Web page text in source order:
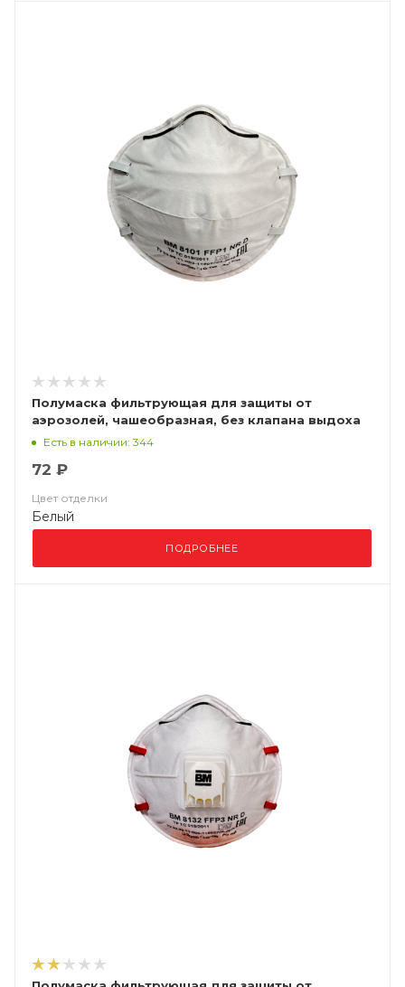
Полумаска фильтрующая для защиты от
аэрозолей, чашеобразная, без клапана выдоха
ВМ 8101 FFP1 NR D
Есть в наличии: 344
72 ₽
Цвет отделки
Белый
ПОДРОБНЕЕ